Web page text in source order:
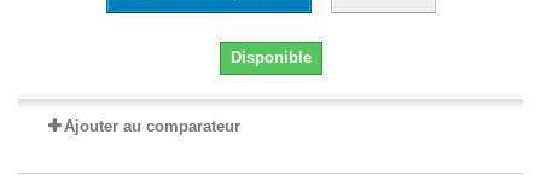
Disponible
Ajouter au comparateur